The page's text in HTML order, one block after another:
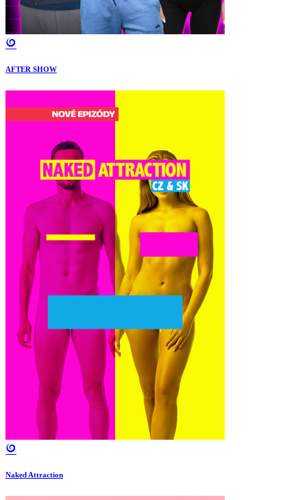
AFTER SHOW
Naked Attraction